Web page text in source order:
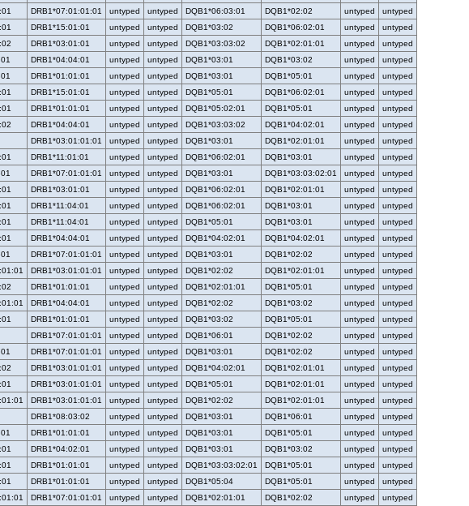
DRB1*07:01:01:01 untyped untyped DQB1*06:03:01 DQB1*02:02 untyped
untyped
DRB1*15:01:01 untyped untyped DQB1*03:02 DQB1*06:02:01 untyped
untyped
DRB1*03:01:01 untyped untyped DQB1*03:03:02 DQB1*02:01:01 untyped
untyped
DRB1*04:04:01 untyped untyped DQB1*03:01 DQB1*03:02 untyped
untyped
DRB1*01:01:01 untyped untyped DQB1*03:01 DQB1*05:01 untyped
untyped
DRB1*15:01:01 untyped untyped DQB1*05:01 DQB1*06:02:01 untyped
untyped
DRB1*01:01:01 untyped untyped DQB1*05:02:01 DQB1*05:01 untyped
untyped
DRB1*04:04:01 untyped untyped DQB1*03:03:02 DQB1*04:02:01 untyped
untyped
DRB1*03:01:01:01 untyped untyped DQB1*03:01 DQB1*02:01:01 untyped
untyped
DRB1*11:01:01 untyped untyped DQB1*06:02:01 DQB1*03:01 untyped
untyped
DRB1*07:01:01:01 untyped untyped DQB1*03:01 DQB1*03:03:02:01 untyped
untyped
DRB1*03:01:01 untyped untyped DQB1*06:02:01 DQB1*02:01:01 untyped
untyped
DRB1*11:04:01 untyped untyped DQB1*06:02:01 DQB1*03:01 untyped
untyped
DRB1*11:04:01 untyped untyped DQB1*05:01 DQB1*03:01 untyped
untyped
DRB1*04:04:01 untyped untyped DQB1*04:02:01 DQB1*04:02:01 untyped
untyped
DRB1*07:01:01:01 untyped untyped DQB1*03:01 DQB1*02:02 untyped
untyped
DRB1*03:01:01:01 untyped untyped DQB1*02:02 DQB1*02:01:01 untyped
untyped
DRB1*01:01:01 untyped untyped DQB1*02:01:01 DQB1*05:01 untyped
untyped
DRB1*04:04:01 untyped untyped DQB1*02:02 DQB1*03:02 untyped
untyped
DRB1*01:01:01 untyped untyped DQB1*03:02 DQB1*05:01 untyped
untyped
DRB1*07:01:01:01 untyped untyped DQB1*06:01 DQB1*02:02 untyped
untyped
DRB1*07:01:01:01 untyped untyped DQB1*03:01 DQB1*02:02 untyped
untyped
DRB1*03:01:01:01 untyped untyped DQB1*04:02:01 DQB1*02:01:01 untyped
untyped
DRB1*03:01:01:01 untyped untyped DQB1*05:01 DQB1*02:01:01 untyped
untyped
DRB1*03:01:01:01 untyped untyped DQB1*02:02 DQB1*02:01:01 untyped
untyped
DRB1*08:03:02 untyped untyped DQB1*03:01 DQB1*06:01 untyped
untyped
DRB1*01:01:01 untyped untyped DQB1*03:01 DQB1*05:01 untyped
untyped
DRB1*04:02:01 untyped untyped DQB1*03:01 DQB1*03:02 untyped
untyped
DRB1*01:01:01 untyped untyped DQB1*03:03:02:01 DQB1*05:01 untyped
untyped
DRB1*01:01:01 untyped untyped DQB1*05:04 DQB1*05:01 untyped
untyped
DRB1*07:01:01:01 untyped untyped DQB1*02:01:01 DQB1*02:02 untyped untyped